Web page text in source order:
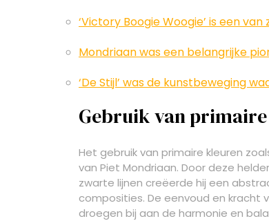
‘Victory Boogie Woogie’ is een
Mondriaan was een belangrijke
‘De Stijl’ was de kunstbeweging
Gebruik van
Het gebruik van primaire kleuren
van Piet Mondriaan. Door deze
zwarte lijnen creëerde hij een
composities. De eenvoud en kracht
droegen bij aan de harmonie en